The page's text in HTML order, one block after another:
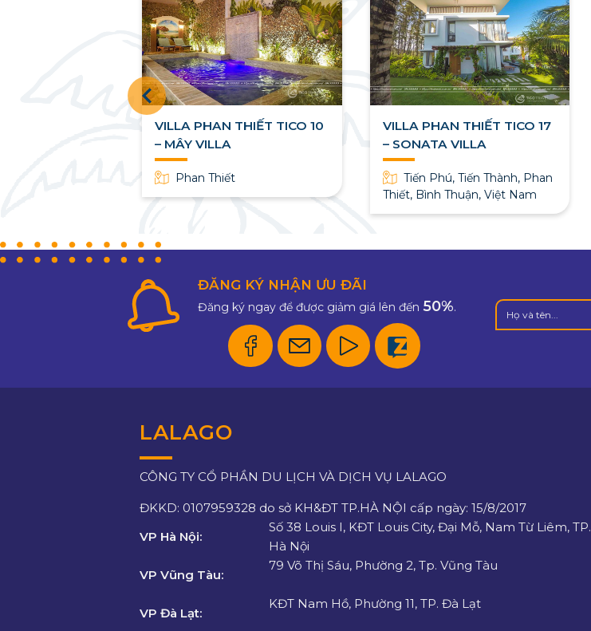
VILLA PHAN THIẾT TICO 10
– MÂY VILLA
Phan Thiết
VILLA PHAN THIẾT TICO 17
– SONATA VILLA
Tiến Phú, Tiến Thành, Phan
Thiết, Bình Thuận, Việt Nam
ĐĂNG KÝ NHẬN ƯU ĐÃI
Đăng ký ngay để được giảm giá lên đến 50%.
LALAGO
CÔNG TY CỔ PHẦN DU LỊCH VÀ DỊCH VỤ LALAGO
ĐKKD: 0107959328 do sở KH&ĐT TP.HÀ NỘI cấp ngày: 15/8/2017
VP Hà Nội:
Số 38 Louis I, KĐT Louis City, Đại Mỗ, Nam Từ Liêm, TP.
Hà Nội
VP Vũng Tàu:
79 Võ Thị Sáu, Phường 2, Tp. Vũng Tàu
VP Đà Lạt:
KĐT Nam Hồ, Phường 11, TP. Đà Lạt